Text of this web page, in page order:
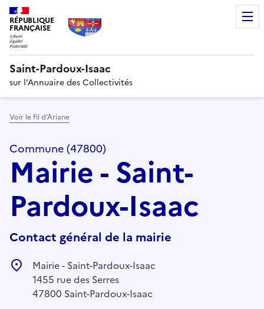
RÉPUBLIQUE
FRANÇAISE
Saint-Pardoux-Isaac
sur l’Annuaire des Collectivités
Voir le fil d’Ariane
Commune (47800)
Mairie - Saint-
Pardoux-Isaac
Contact général de la mairie
Mairie - Saint-Pardoux-Isaac
1455 rue des Serres
47800 Saint-Pardoux-Isaac